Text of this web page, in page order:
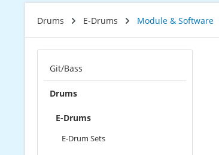
Drums E-Drums Module & Software
Git/Bass
Drums
E-Drums
E-Drum Sets